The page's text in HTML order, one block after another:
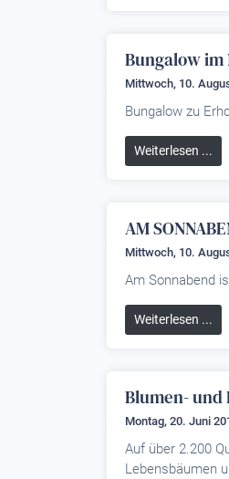
Bungalow
Mittwoch, 10.
Bungalow zu
Weiterlesen ...
AM
Mittwoch, 10.
Am Sonnabend
Weiterlesen ...
Blumen-
Montag, 20. Juni
Auf über 2.200
Lebensbäumen